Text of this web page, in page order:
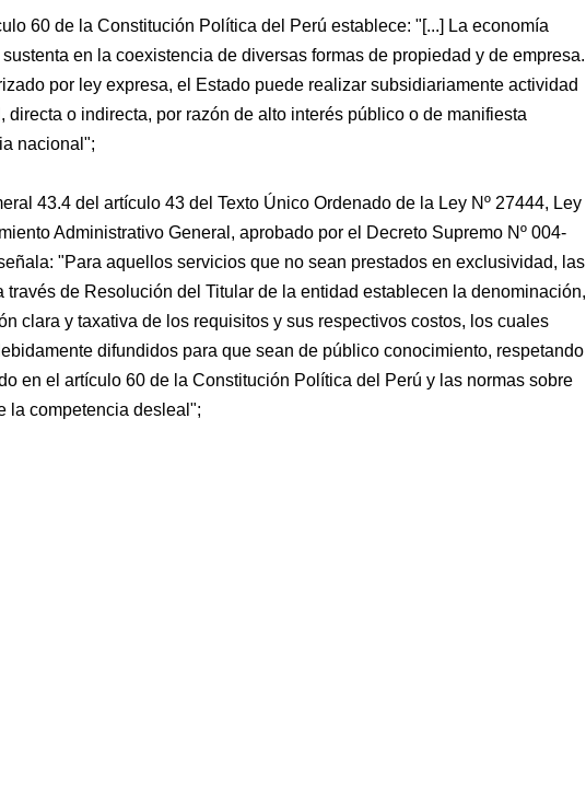
60 de la Constitución Política del Perú establece: "[...] La economía
en la coexistencia de diversas formas de propiedad y de empresa.
por ley expresa, el Estado puede realizar subsidiariamente actividad
directa o indirecta, por razón de alto interés público o de manifiesta
nacional";
43.4 del artículo 43 del Texto Único Ordenado de la Ley Nº 27444, Ley
Administrativo General, aprobado por el Decreto Supremo Nº 004-
"Para aquellos servicios que no sean prestados en exclusividad, las
través de Resolución del Titular de la entidad establecen la denominación,
clara y taxativa de los requisitos y sus respectivos costos, los cuales
difundidos para que sean de público conocimiento, respetando
en el artículo 60 de la Constitución Política del Perú y las normas sobre
la competencia desleal";